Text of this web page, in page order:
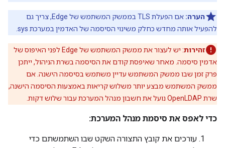
הערה:
אם הפעלת TLS בממשק המשתמש של Edge, צריך גם
להפעיל אותה מחדש כחלק משינוי הסיסמה של האדמין במערכת sys.
זהירות
: יש לעצור את ממשק המשתמש של Edge לפני האיפוס של
אדמין סיסמה. מאחר שאיפסת קודם את הסיסמה בשרת הניהול, ייתכן
פרק זמן שבו ממשק המשתמש עדיין משתמש בסיסמה הישנה. אם
ממשק המשתמש מבצע יותר משלוש קריאות באמצעות הסיסמה הישנה,
שרת OpenLDAP נועל את חשבון מנהל המערכת עבור שלוש דקות.
כדי לאפס את סיסמת מנהל המערכת:
עורכים את קובץ התצורה השקט שבו השתמשתם כדי